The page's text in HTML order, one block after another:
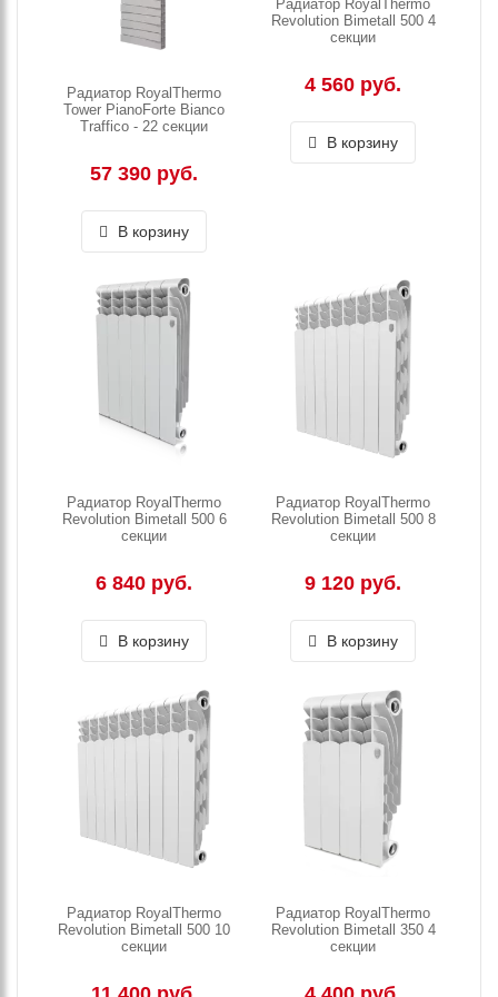
Радиатор RoyalThermo
Tower PianoForte Bianco
Traffico - 22 секции
57 390 руб.
В корзину
Радиатор RoyalThermo
Revolution Bimetall 500 4
секции
4 560 руб.
В корзину
Радиатор RoyalThermo
Revolution Bimetall 500 6
секции
6 840 руб.
В корзину
Радиатор RoyalThermo
Revolution Bimetall 500 8
секции
9 120 руб.
В корзину
Радиатор RoyalThermo
Revolution Bimetall 500 10
секции
Радиатор RoyalThermo
Revolution Bimetall 350 4
секции